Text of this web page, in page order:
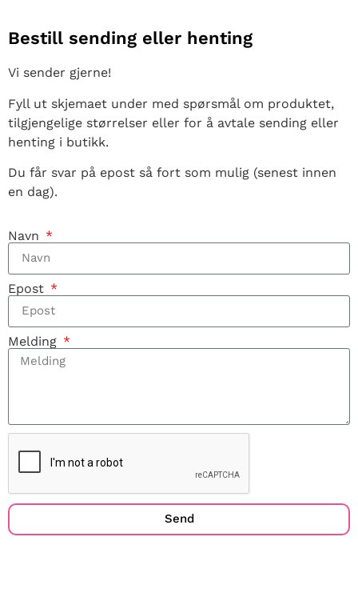
Bestill sending eller henting
Vi sender gjerne!
Fyll ut skjemaet under med spørsmål om produktet,
tilgjengelige størrelser eller for å avtale sending eller
henting i butikk.
Du får svar på epost så fort som mulig (senest innen
en dag).
Navn
Epost
Melding
Send